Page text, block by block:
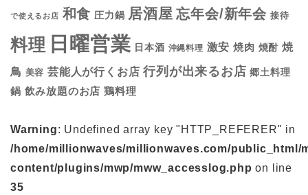
で使えるお店 和食 圧力鍋 居酒屋 忘年会/新年会 接待
料理 日曜営業 日本酒 沖縄料理 激安 焼肉 焼酎 焼
鳥 美容 芸能人が行くお店 行列が出来るお店 郷土料理
鍋 飲み放題のお店 鶏料理
Warning: Undefined array key "HTTP_REFERER" in
/home/millionwaves/millionwaves.com/public_html/
content/plugins/mwp/mww_accesslog.php on line
35